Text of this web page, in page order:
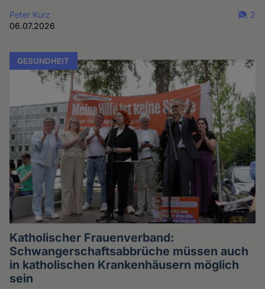
Peter Kurz
06.07.2026
2
GESUNDHEIT
Katholischer Frauenverband:
Schwangerschaftsabbrüche müssen auch
in katholischen Krankenhäusern möglich
sein